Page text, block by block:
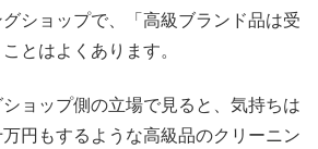
ショップで、「高級ブランド品は受
とはよくあります。
ョップ側の立場で見ると、気持ちは
円もするような高級品のクリーニン